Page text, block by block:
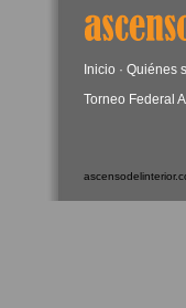
Inicio · Quiénes
Torneo Federal A